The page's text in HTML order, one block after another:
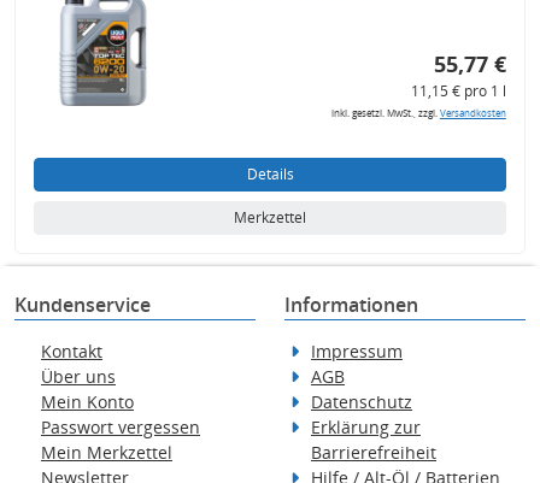
55,77 €
11,15 € pro 1 l
inkl. gesetzl. MwSt., zzgl.Versandkosten
Details
Merkzettel
Kundenservice
Kontakt
Über uns
Mein Konto
Passwort vergessen
Mein Merkzettel
Newsletter
Informationen
Impressum
AGB
Datenschutz
Erklärung zur
Barrierefreiheit
Hilfe / Alt-Öl / Batterien